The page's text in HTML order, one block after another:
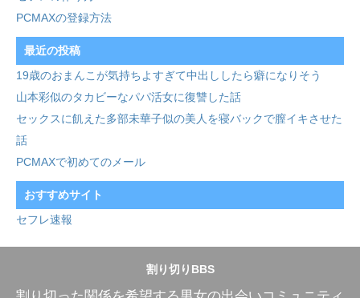
PCMAXの登録方法
最近の投稿
19歳のおまんこが気持ちよすぎて中出ししたら癖になりそう
山本彩似のタカビーなパパ活女に復讐した話
セックスに飢えた多部未華子似の美人を寝バックで膣イキさせた
話
PCMAXで初めてのメール
おすすめサイト
セフレ速報
割り切りBBS